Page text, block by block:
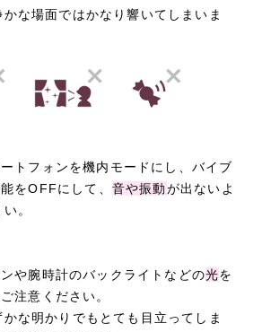
な場面ではかなり響いてしまいま
ートフォンを機内モードにし、バイブ
をOFFにして、 音や振動が出ないよ
。
や腕時計のバックライトなどの光を
注意ください。
な明かりでもとても目立ってしま